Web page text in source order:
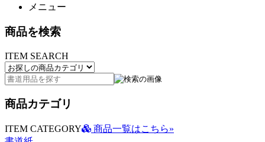
メニュー
商品を検索
ITEM SEARCH
商品カテゴリ
ITEM CATEGORY
商品一覧はこちら»